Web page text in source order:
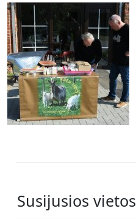
Susijusios vietos